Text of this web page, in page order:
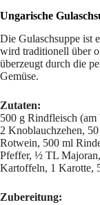
Ungarische
Die Gulaschsuppe ist
wird traditionell über
überzeugt durch die
Gemüse.
Zutaten:
500 g Rindfleisch (am
2 Knoblauchzehen,
Rotwein, 500 ml
Pfeffer, ½ TL
Kartoffeln, 1 Karotte,
Zubereitung: